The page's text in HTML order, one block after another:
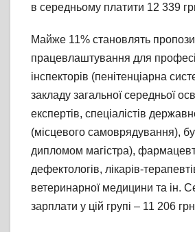
в середньому платити 12 339
Майже 11% становлять
працевлаштування для
інспекторів (пенітенціарна
закладу загальної середньої
експертів, спеціалістів
(місцевого самоврядування),
дипломом магістра),
дефектологів, лікарів-
ветеринарної медицини та ін.
зарплати у цій групі – 11 206